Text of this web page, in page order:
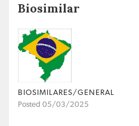
Biosimilar
BIOSIMILARES/GENERAL
Posted 05/03/2025